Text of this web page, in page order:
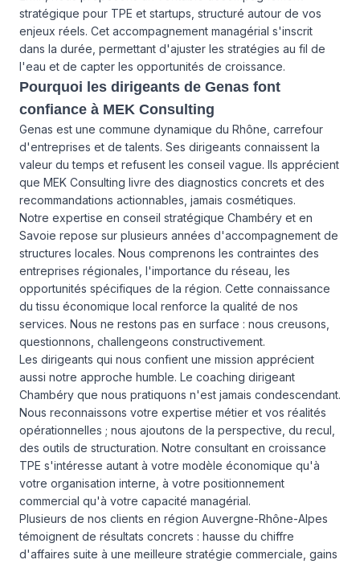
stratégique pour TPE et startups, structuré autour de vos
enjeux réels. Cet accompagnement managérial s'inscrit
dans la durée, permettant d'ajuster les stratégies au fil de
l'eau et de capter les opportunités de croissance.
Pourquoi les dirigeants de Genas font
confiance à MEK Consulting
Genas est une commune dynamique du Rhône, carrefour
d'entreprises et de talents. Ses dirigeants connaissent la
valeur du temps et refusent les conseil vague. Ils apprécient
que MEK Consulting livre des diagnostics concrets et des
recommandations actionnables, jamais cosmétiques.
Notre expertise en conseil stratégique Chambéry et en
Savoie repose sur plusieurs années d'accompagnement de
structures locales. Nous comprenons les contraintes des
entreprises régionales, l'importance du réseau, les
opportunités spécifiques de la région. Cette connaissance
du tissu économique local renforce la qualité de nos
services. Nous ne restons pas en surface : nous creusons,
questionnons, challengeons constructivement.
Les dirigeants qui nous confient une mission apprécient
aussi notre approche humble. Le coaching dirigeant
Chambéry que nous pratiquons n'est jamais condescendant.
Nous reconnaissons votre expertise métier et vos réalités
opérationnelles ; nous ajoutons de la perspective, du recul,
des outils de structuration. Notre consultant en croissance
TPE s'intéresse autant à votre modèle économique qu'à
votre organisation interne, à votre positionnement
commercial qu'à votre capacité managérial.
Plusieurs de nos clients en région Auvergne-Rhône-Alpes
témoignent de résultats concrets : hausse du chiffre
d'affaires suite à une meilleure stratégie commerciale, gains